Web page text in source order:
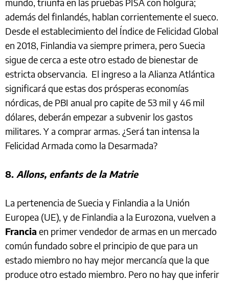
mundo, triunfa en las pruebas PISA con holgura;
además del finlandés, hablan corrientemente el sueco.
Desde el establecimiento del Índice de Felicidad Global
en 2018, Finlandia va siempre primera, pero Suecia
sigue de cerca a este otro estado de bienestar de
estricta observancia. El ingreso a la Alianza Atlántica
significará que estas dos prósperas economías
nórdicas, de PBI anual pro capite de 53 mil y 46 mil
dólares, deberán empezar a subvenir los gastos
militares. Y a comprar armas. ¿Será tan intensa la
Felicidad Armada como la Desarmada?
8. Allons, enfants de la Matrie
La pertenencia de Suecia y Finlandia a la Unión
Europea (UE), y de Finlandia a la Eurozona, vuelven a
Francia en primer vendedor de armas en un mercado
común fundado sobre el principio de que para un
estado miembro no hay mejor mercancía que la que
produce otro estado miembro. Pero no hay que inferir